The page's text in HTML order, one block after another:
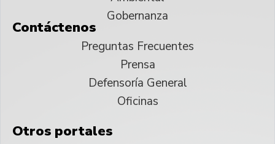
Gobernanza
Contáctenos
Preguntas Frecuentes
Prensa
Defensoría General
Oficinas
Otros portales